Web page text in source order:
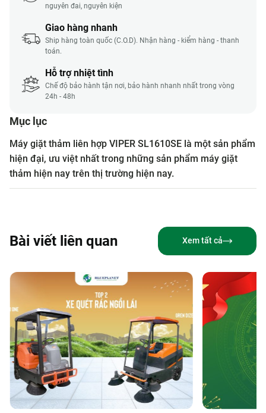
nguyên đai, nguyên kiện
Giao hàng nhanh
Ship hàng toàn quốc (C.O.D). Nhận hàng - kiểm hàng - thanh
toán.
Hỗ trợ nhiệt tình
Chế độ bảo hành tận nơi, bảo hành nhanh nhất trong vòng
24h - 48h
Mục lục
Máy giặt thảm liên hợp VIPER SL1610SE là một sản phẩm
hiện đại, ưu việt nhất trong những sản phẩm máy giặt
thảm hiện nay trên thị trường hiện nay.
Bài viết liên quan Xem tất cả